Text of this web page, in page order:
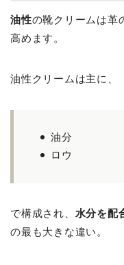
油性の靴クリームは革
高めます。
油性クリームは主に、
油分
ロウ
で構成され、 水分を配
の最も大きな違い。